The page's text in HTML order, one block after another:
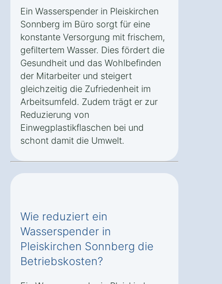
Ein Wasserspender in Pleiskirchen
Sonnberg im Büro sorgt für eine
konstante Versorgung mit frischem,
gefiltertem Wasser. Dies fördert die
Gesundheit und das Wohlbefinden
der Mitarbeiter und steigert
gleichzeitig die Zufriedenheit im
Arbeitsumfeld. Zudem trägt er zur
Reduzierung von
Einwegplastikflaschen bei und
schont damit die Umwelt.
Wie reduziert ein
Wasserspender in
Pleiskirchen Sonnberg die
Betriebskosten?